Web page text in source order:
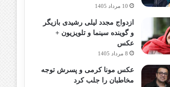
10 مرداد 1405
ازدواج مجدد لیلی رشیدی بازیگر
و گوینده سینما و تلویزیون +
عکس
8 مرداد 1405
عکس مونا کرمی و پسرش توجه
مخاطبان را جلب کرد